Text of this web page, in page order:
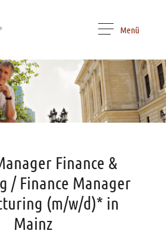
Menü
Finance &
/ Finance Manager
(m/w/d)* in
Mainz